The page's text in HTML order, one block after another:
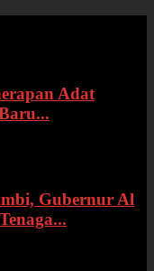
Adat
Gubernur Al